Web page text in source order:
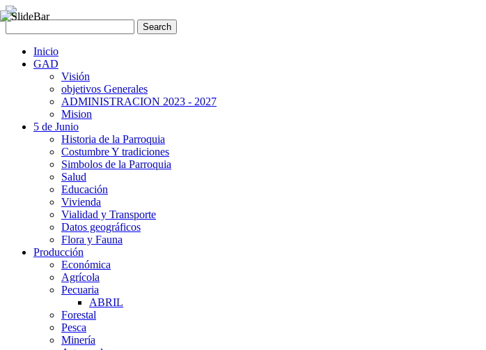
Inicio
GAD
Visión
objetivos Generales
ADMINISTRACION 2023 - 2027
Mision
5 de Junio
Historia de la Parroquia
Costumbre Y tradiciones
Simbolos de la Parroquia
Salud
Educación
Vivienda
Vialidad y Transporte
Datos geográficos
Flora y Fauna
Producción
Económica
Agrícola
Pecuaria
ABRIL
Forestal
Pesca
Minería